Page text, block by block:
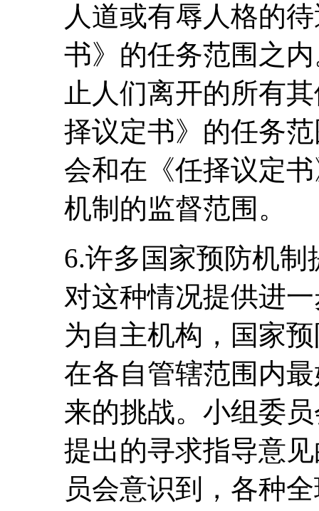
人道或有辱人格的
书》的任务范围之
止人们离开的所有
择议定书》的任务
会和在《任择议定
机制的监督范围。
6.许多国家预防机
对这种情况提供进
为自主机构，国家
在各自管辖范围内
来的挑战。小组委
提出的寻求指导意
员会意识到，各种